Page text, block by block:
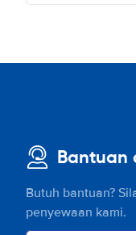
Bantuan
Butuh bantuan?
penyewaan kami.